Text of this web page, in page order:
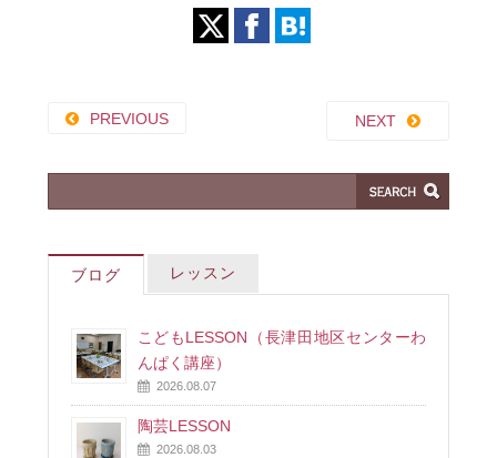
PREVIOUS NEXT
ブログ レッスン
こどもLESSON（長津田地区センターわ
んぱく講座）
2026.08.07
陶芸LESSON
2026.08.03